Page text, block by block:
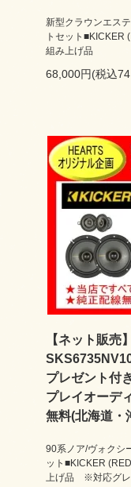
新型クラウンエス
トセット■KICKER
組み上げ品
68,000円(税込
【ネット販売
プレゼント付
プレイオーデ
無料(北海道・
90系ノア/ヴォクシ
ット■KICKER
上げ品 ※対応グ